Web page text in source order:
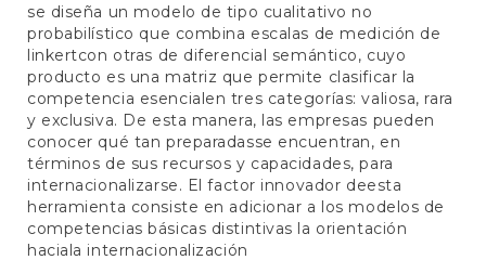
se diseña un modelo de tipo cualitativo no
probabilístico que combina escalas de medición de
linkertcon otras de diferencial semántico, cuyo
producto es una matriz que permite clasificar la
competencia esencialen tres categorías: valiosa, rara
y exclusiva. De esta manera, las empresas pueden
conocer qué tan preparadasse encuentran, en
términos de sus recursos y capacidades, para
internacionalizarse. El factor innovador deesta
herramienta consiste en adicionar a los modelos de
competencias básicas distintivas la orientación
haciala internacionalización